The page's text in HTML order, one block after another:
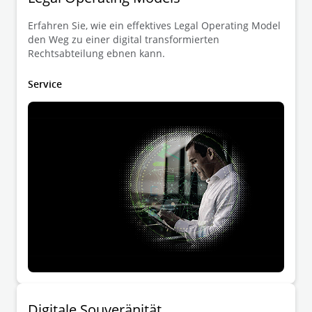
Rechtsanwälten und weiteren
Spezialisten, sowohl on-, near- und
offshore.
Erfahren Sie, wie ein effektives Legal Operating Model
den Weg zu einer digital transformierten
Rechtsabteilung ebnen kann.
Service